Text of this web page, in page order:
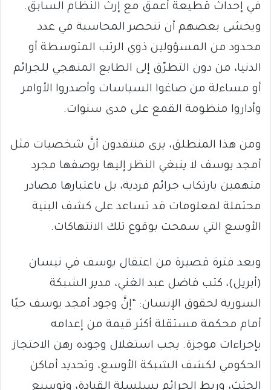
في إحداث قطيعة أعمق مع إرث النظام السابق.
ويخشى بعضهم أن تنحصر المحاسبة في عدد
محدود من المسؤولين ذوي الرتب المتوسطة أو
الدنيا، من دون التطرّق إلى الطابع المنهجي للجرائم
أو مساءلة من صاغوا السياسات وأصدروا الأوامر
وأداروا منظومة القمع على مدى سنوات.
ومن هذا المنطلق، يرى منتقدون أنَّ شخصيات مثل
أمجد يوسف لا ينبغي النظر إليها بوصفها مجرد
متهمين بارتكاب جرائم فردية، بل باعتبارها مصادر
محتملة لمعلومات قد تساعد على كشف البنية
الأوسع التي سمحت بوقوع تلك الانتهاكات.
وبعد فترة قصيرة من اعتقال يوسف في نيسان
(أبريل)، كتب فاضل عبد الغني، مدير الشبكة
السورية لحقوق الإنسان: “إنَّ وجود أمجد يوسف حيًا
أمام محكمة مستقلة أكثر قيمة من إعدامه
بإجراءات موجزة. يجب استغلال وجوده رهن الاحتجاز
الحكومي لكشف الشبكة الأوسع، وتحديد أماكن
الجثث، وربط الجرائم بسلسلة القيادة، وتوسيع